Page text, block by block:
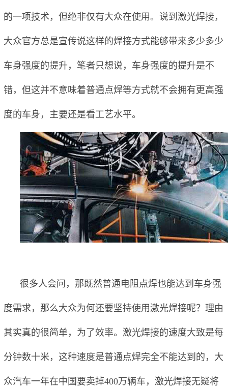
的一项技术，但绝非仅有大众在使用。说到激光焊接，
大众官方总是宣传说这样的焊接方式能够带来多少多少
车身强度的提升，笔者只想说，车身强度的提升是不
错，但这并不意味着普通点焊等方式就不会拥有更高强
度的车身，主要还是看工艺水平。
很多人会问，那既然普通电阻点焊也能达到车身强
度需求，那么大众为何还要坚持使用激光焊接呢？理由
其实真的很简单，为了效率。激光焊接的速度大致是每
分钟数十米，这种速度是普通点焊完全不能达到的，大
众汽车一年在中国要卖掉400万辆车，激光焊接无疑将